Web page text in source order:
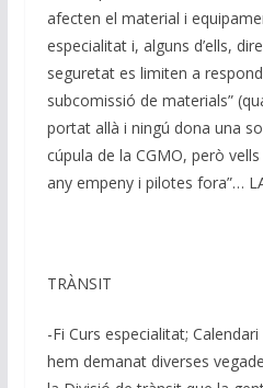
afecten el material i
especialitat i, alguns d’ells,
seguretat es limiten a
subcomissió de materials”
portat allà i ningú dona una
cúpula de la CGMO, però
any empeny i pilotes fora”…
TRÀNSIT
-Fi Curs especialitat;
hem demanat diverses